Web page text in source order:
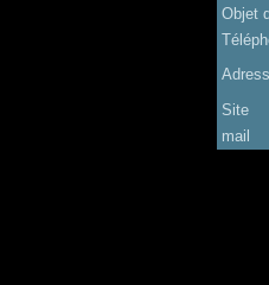
Objet
Site
mail